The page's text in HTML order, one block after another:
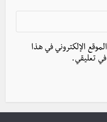
الإلكتروني في هذا
في تعليقي.